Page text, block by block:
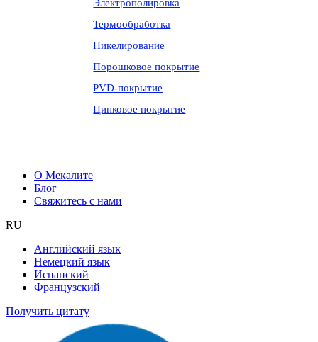
Электрополировка
Термообработка
Никелирование
Порошковое покрытие
PVD-покрытие
Цинковое покрытие
О Мекалите
Блог
Свяжитесь с нами
RU
Английский язык
Немецкий язык
Испанский
Французский
Получить цитату